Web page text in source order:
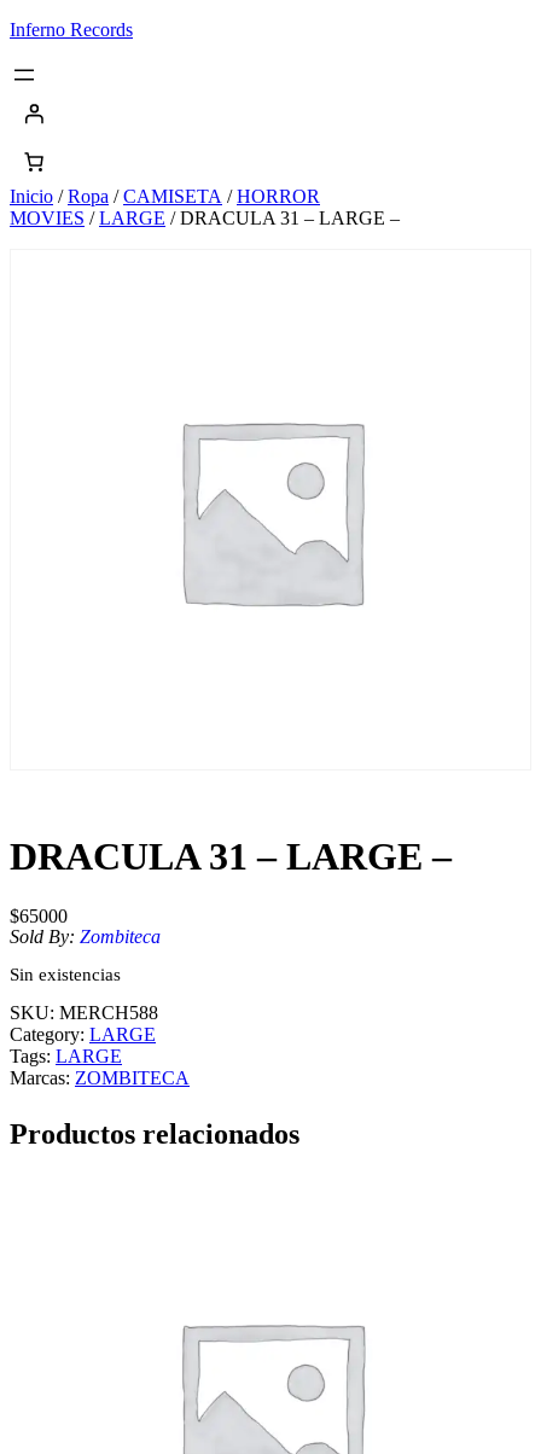
Saltar
contenido
Inferno Records
Inicio /Ropa /CAMISETA /HORROR
MOVIES /LARGE / DRACULA 31 – LARGE –
DRACULA 31 – LARGE –
$65000
Sold By: Zombiteca
Sin existencias
SKU: MERCH588
Category: LARGE
Tags: LARGE
Marcas: ZOMBITECA
Productos relacionados